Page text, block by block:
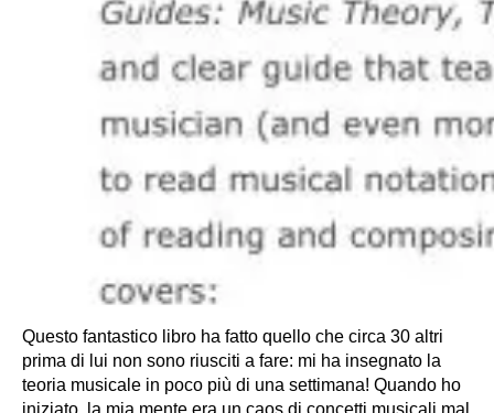
Questo fantastico libro ha fatto quello che circa 30 altri
prima di lui non sono riusciti a fare: mi ha insegnato la
teoria musicale in poco più di una settimana! Quando ho